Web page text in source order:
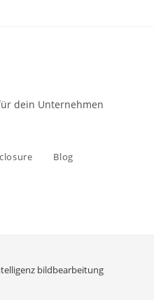
dein Unternehmen
Blog
bildbearbeitung